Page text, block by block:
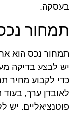
נכס הוא
לבצע בדיקה
לקבוע מחיר
ערך, בעוד
יש